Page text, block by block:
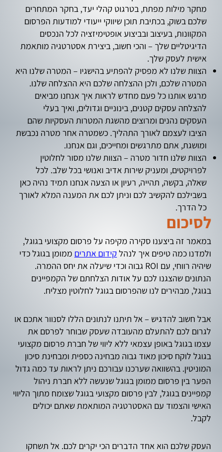
מחקר מילות מפתח, בטרגוט קהלי יעד, בחקר המתחרים
שלכם בשוק, בכתיבת תוכן שיווקי ייעודי למודעות הפרסום
המקוונות, בעיצוב ובביצוע אופטימיזציה לכל הנכסים
הדיגיטליים שלך – והכי חשוב, ביצירת אסטרטגיה מותאמת
אישית לעסק שלך.
הצוות שלנו לא מפסיק להפתיע בהישגיו – המטרה שלנו היא
המטרה שלכם, ולכן ההצלחה שלכם היא ההצלחה שלנו.
מרגש אותנו כל פעם מחדש לראות איך אנחנו מביאים
להצלחה עסקים קטנים, בינוניים וגדולים, ואיך בעלי
העסקים נהנים ומרוצים מהשגת המטרות העסקיות שהם
הציבו לעצמם לאורך התהליך. כשמטרה אחר מטרה נכבשת
ומושגת, אתם מתרגשים ומחייכים, וגם אנחנו.
הצוות שלנו חדור מטרה – הצוות שלנו מסור לחלוטין
לפרויקטים, ומעניק שירות אדיב ואנושי בכל שלב. לכל
שאלה, בקשה, תהייה, רעיון או הצעה אנחנו תמיד נהיה כאן
בשבילכם להקשיב לכם וניתן לכם את המענה המלא לאורך
כל הדרך.
לסיכום
במאמר זה ביצענו סקירה מקיפה על פרסום מקצועי בגוגל,
ולמדנו כמה טיפים איך לנהל קידום אתרים ממומן בגוגל כדי
שיהיה רווחי, עם ROI גבוה וכדי שיעלה את יחס ההמרה.
הנתונים שהצגנו לכם על אודות הצלחתם של הקמפיינים
בגוגל, מבהירים לנו שהפרסום בגוגל לחלוטין מצליח.
אבל חשוב להדגיש – אל תיתנו לנתונים הללו לסנוור אתכם או
לגרום לכם להתעלם מהעובדה שעסק שבוחר לפרסם את
עצמו בגוגל באופן עצמאי ללא ליווי של חברת פרסום מקצועי
בגוגל לוקח סיכון מאוד גבוה מבחינה כספית ומבחינת סיכון
המוניטין. בהשוואה שערכנו עבורכם ניתן לראות עד כמה גדול
הפער בין פרסום ממומן בגוגל שנעשה ללא חברת ניהול
קמפיינים בגוגל, לבין פרסום מקצועי בגוגל שצומח מתוך הליווי
האישי והצמוד עם האסטרטגיה המותאמת שאתם יכולים
לקבל.
העסק שלכם הוא אחד הדברים הכי יקרים לכם. אל תשחקו